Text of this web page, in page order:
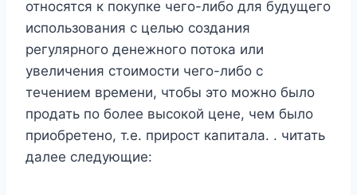
относятся к покупке чего-либо для будущего
использования с целью создания
регулярного денежного потока или
увеличения стоимости чего-либо с
течением времени, чтобы это можно было
продать по более высокой цене, чем было
приобретено, т.е. прирост капитала. . читать
далее следующие: